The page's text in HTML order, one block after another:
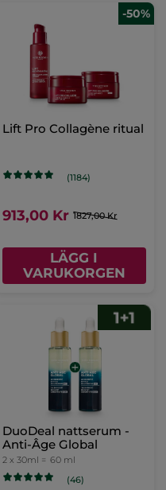
-50%
Lift Pro Collagène ritual
(1184)
913,00 Kr 1827,00 Kr
LÄGG I
VARUKORGEN
DuoDeal nattserum -
Anti-Âge Global
2 x 30ml = 60 ml
(46)